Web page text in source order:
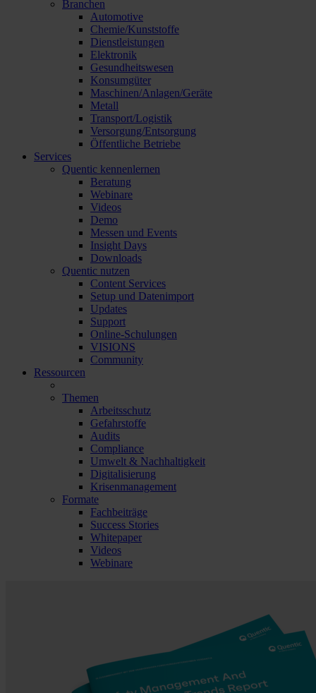
Branchen
Automotive
Chemie/Kunststoffe
Dienstleistungen
Elektronik
Gesundheitswesen
Konsumgüter
Maschinen/Anlagen/Geräte
Metall
Transport/Logistik
Versorgung/Entsorgung
Öffentliche Betriebe
Services
Quentic kennenlernen
Beratung
Webinare
Videos
Demo
Messen und Events
Insight Days
Downloads
Quentic nutzen
Content Services
Setup und Datenimport
Updates
Support
Online-Schulungen
VISIONS
Community
Ressourcen
Themen
Arbeitsschutz
Gefahrstoffe
Audits
Compliance
Umwelt & Nachhaltigkeit
Digitalisierung
Krisenmanagement
Formate
Fachbeiträge
Success Stories
Whitepaper
Videos
Webinare